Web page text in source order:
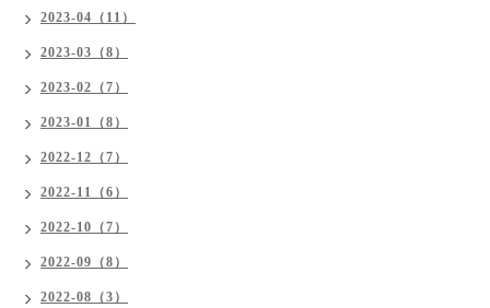
2023-04（11）
2023-03（8）
2023-02（7）
2023-01（8）
2022-12（7）
2022-11（6）
2022-10（7）
2022-09（8）
2022-08（3）